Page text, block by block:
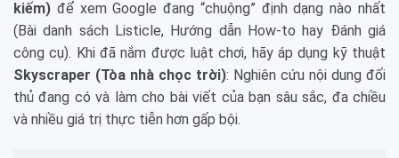
kiếm) để xem Google đang “chuộng” định dạng nào nhất
(Bài danh sách Listicle, Hướng dẫn How-to hay Đánh giá
công cụ). Khi đã nắm được luật chơi, hãy áp dụng kỹ thuật
Skyscraper (Tòa nhà chọc trời): Nghiên cứu nội dung đối
thủ đang có và làm cho bài viết của bạn sâu sắc, đa chiều
và nhiều giá trị thực tiễn hơn gấp bội.